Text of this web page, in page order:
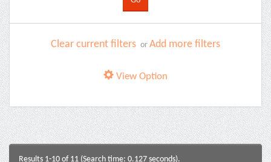
Clear current filters or Add more filters
View Option
Results 1-10 of 11 (Search time: 0.127 seconds).